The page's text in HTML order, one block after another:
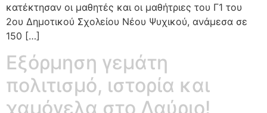
κατέκτησαν οι μαθητές και οι μαθήτριες του Γ1 του
2ου Δημοτικού Σχολείου Νέου Ψυχικού, ανάμεσα σε
150 […]
Εξόρμηση γεμάτη
πολιτισμό, ιστορία και
χαμόγελα στο Λαύριο!